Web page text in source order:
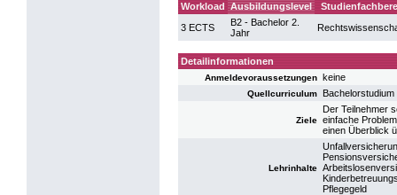
Workload Ausbildungslevel
3 ECTS
B2 - Bachelor 2.
Jahr
Detailinformationen
Anmeldevoraussetzungen keine
Quellcurriculum
Ziele
Der Teilnehmer
einfache
einen Überblick
Lehrinhalte
Pflegegeld